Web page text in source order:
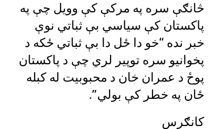
څانګې سره په مرکې کې وویل چې په
پاکستان کې سیاسي بې ثباتي نوې
خبر نده “خو دا ځل دا بې ثباتي ځکه د
پخوانیو سره توپیر لري چې د پاکستان
پوځ د عمران خان د محبوبیت له کبله
ځان په خطر کې بولي”.
کانګرس